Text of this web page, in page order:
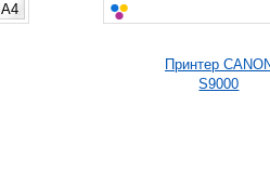
A4
Принтер
S9000